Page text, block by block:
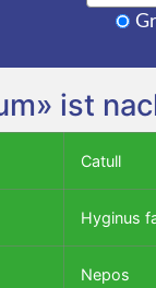
ist
Catull
Hyginus
Nepos